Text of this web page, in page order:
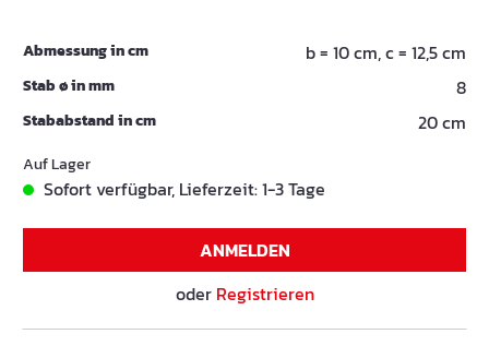
Abmessung in cm b = 10 cm, c = 12,5 cm
Stab ø in mm 8
Stababstand in cm 20 cm
Auf Lager
Sofort verfügbar, Lieferzeit: 1-3 Tage
ANMELDEN
oder Registrieren